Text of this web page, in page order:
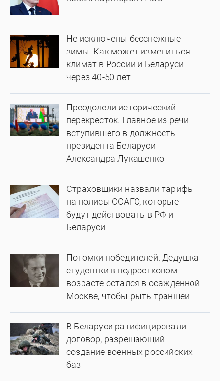
Не исключены бесснежные
зимы. Как может измениться
климат в России и Беларуси
через 40-50 лет
Преодолели исторический
перекресток. Главное из речи
вступившего в должность
президента Беларуси
Александра Лукашенко
Страховщики назвали тарифы
на полисы ОСАГО, которые
будут действовать в РФ и
Беларуси
Потомки победителей. Дедушка
студентки в подростковом
возрасте остался в осажденной
Москве, чтобы рыть траншеи
В Беларуси ратифицировали
договор, разрешающий
создание военных российских
баз